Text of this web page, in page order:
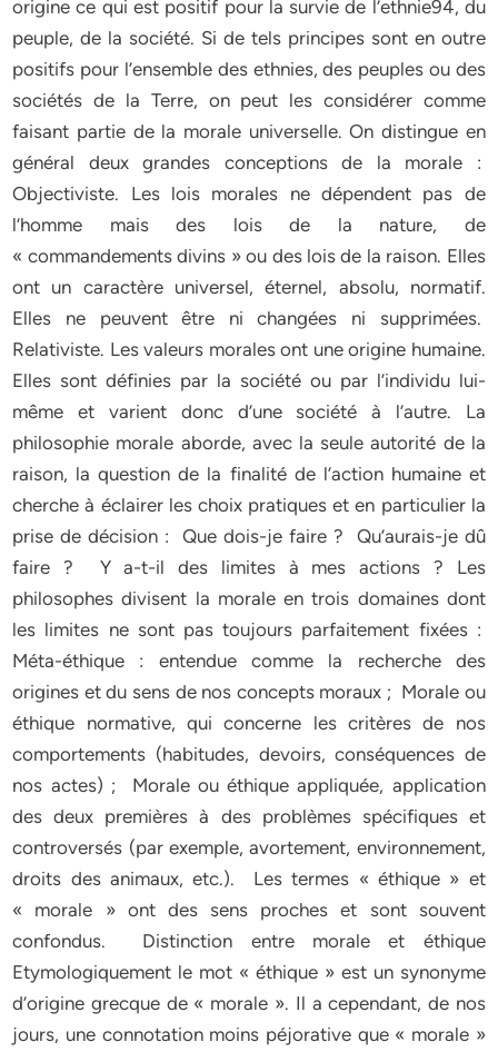
origine ce qui est positif pour la survie de l’ethnie94, du
peuple, de la société. Si de tels principes sont en outre
positifs pour l’ensemble des ethnies, des peuples ou des
sociétés de la Terre, on peut les considérer comme
faisant partie de la morale universelle. On distingue en
général deux grandes conceptions de la morale :
Objectiviste. Les lois morales ne dépendent pas de
l’homme mais des lois de la nature, de
« commandements divins » ou des lois de la raison. Elles
ont un caractère universel, éternel, absolu, normatif.
Elles ne peuvent être ni changées ni supprimées.
Relativiste. Les valeurs morales ont une origine humaine.
Elles sont définies par la société ou par l’individu lui-
même et varient donc d’une société à l’autre. La
philosophie morale aborde, avec la seule autorité de la
raison, la question de la finalité de l’action humaine et
cherche à éclairer les choix pratiques et en particulier la
prise de décision : Que dois-je faire ? Qu’aurais-je dû
faire ? Y a-t-il des limites à mes actions ? Les
philosophes divisent la morale en trois domaines dont
les limites ne sont pas toujours parfaitement fixées :
Méta-éthique : entendue comme la recherche des
origines et du sens de nos concepts moraux ; Morale ou
éthique normative, qui concerne les critères de nos
comportements (habitudes, devoirs, conséquences de
nos actes) ; Morale ou éthique appliquée, application
des deux premières à des problèmes spécifiques et
controversés (par exemple, avortement, environnement,
droits des animaux, etc.). Les termes « éthique » et
« morale » ont des sens proches et sont souvent
confondus. Distinction entre morale et éthique
Etymologiquement le mot « éthique » est un synonyme
d’origine grecque de « morale ». Il a cependant, de nos
jours, une connotation moins péjorative que « morale »